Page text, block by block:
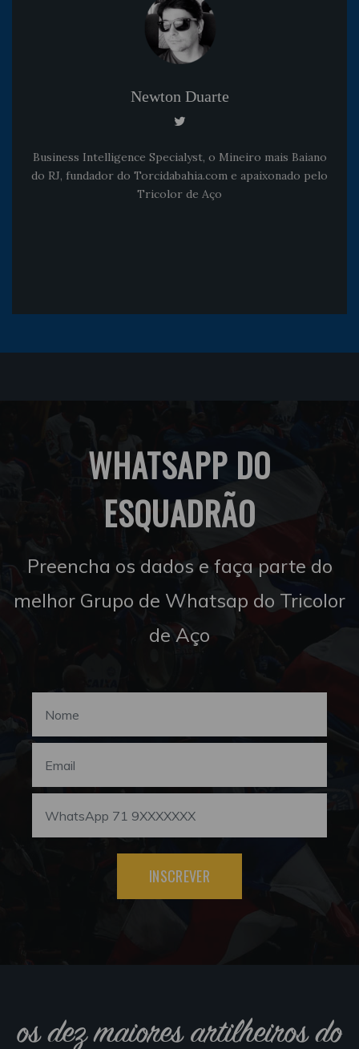
Newton Duarte
Business Intelligence Specialyst, o Mineiro mais Baiano
do RJ, fundador do Torcidabahia.com e apaixonado pelo
Tricolor de Aço
WHATSAPP DO
ESQUADRÃO
Preencha os dados e faça parte do
melhor Grupo de Whatsap do Tricolor
de Aço
INSCREVER
os dez maiores artilheiros do